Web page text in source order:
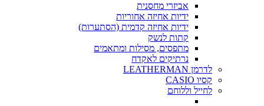
אביזרי מחסנית
ידיות אחיזה אחוריות
ידיות אחיזה קדמית (הסתערות)
קתות לנשק
מתפסים, מסילות ומתאמים
נרתיקים לאקדח
לדרמן LEATHERMAN
קסיו CASIO
לחייל וללוחם